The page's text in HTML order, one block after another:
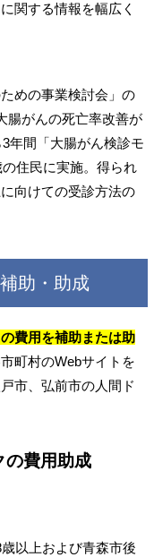
関する情報を幅広く
めの事業検討会」の
腸がんの死亡率改善が
年間「大腸がん検診モ
住民に実施。得られ
向けての受診方法の
助・助成
費用を補助または助
町村のWebサイトを
市、弘前市の人間ド
の費用助成
以上および青森市後